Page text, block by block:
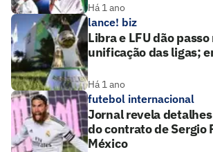
Há 1 ano
lance! biz
Libra e LFU dão
unificação das ligas;
Há 1 ano
futebol internacional
Jornal revela
do contrato de Sergio
México